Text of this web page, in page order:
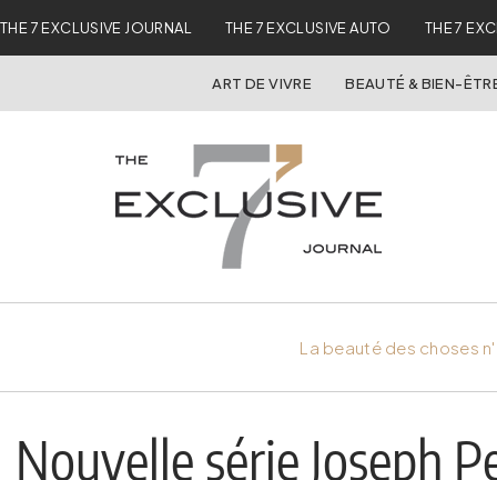
THE 7 EXCLUSIVE JOURNAL THE 7 EXCLUSIVE AUTO THE 7
ART DE VIVRE BEAUTÉ & BIEN-
La beauté des choses
Nouvelle série Joseph